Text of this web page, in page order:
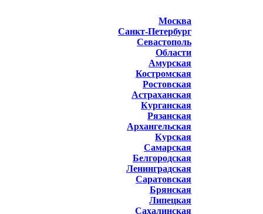
Москва
Санкт-Петербург
Севастополь
Области
Амурская
Костромская
Ростовская
Астраханская
Курганская
Рязанская
Архангельская
Курская
Самарская
Белгородская
Ленинградская
Саратовская
Брянская
Липецкая
Сахалинская